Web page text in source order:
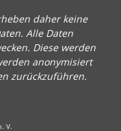
daher keine
Alle Daten
Diese werden
anonymisiert
zurückzuführen.
V.